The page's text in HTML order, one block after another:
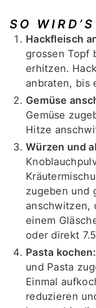
SO
Hackfleisch
grossen Topf
erhitzen.
anbraten, bis
Gemüse
Gemüse
Hitze
Würzen und
zugeben und
anschwitzen,
einem
oder direkt
Pasta kochen:
und Pasta
Einmal
reduzieren